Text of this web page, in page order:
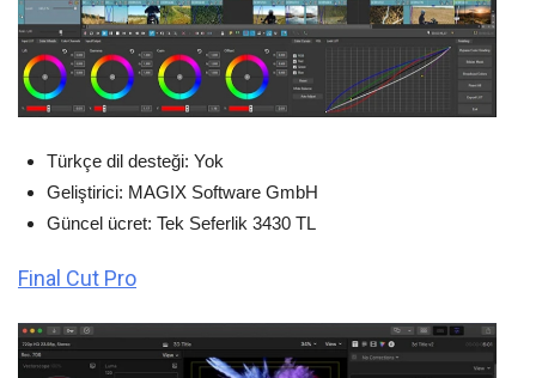
Türkçe dil desteği: Yok
Geliştirici: MAGIX Software GmbH
Güncel ücret: Tek Seferlik 3430 TL
Final Cut Pro